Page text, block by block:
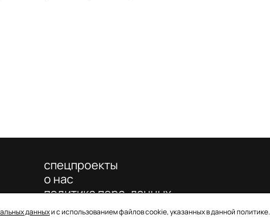
данныхи с использованием файлов cookie, указанных в данной политике.
спецпроекты
о нас
политика перс. данных